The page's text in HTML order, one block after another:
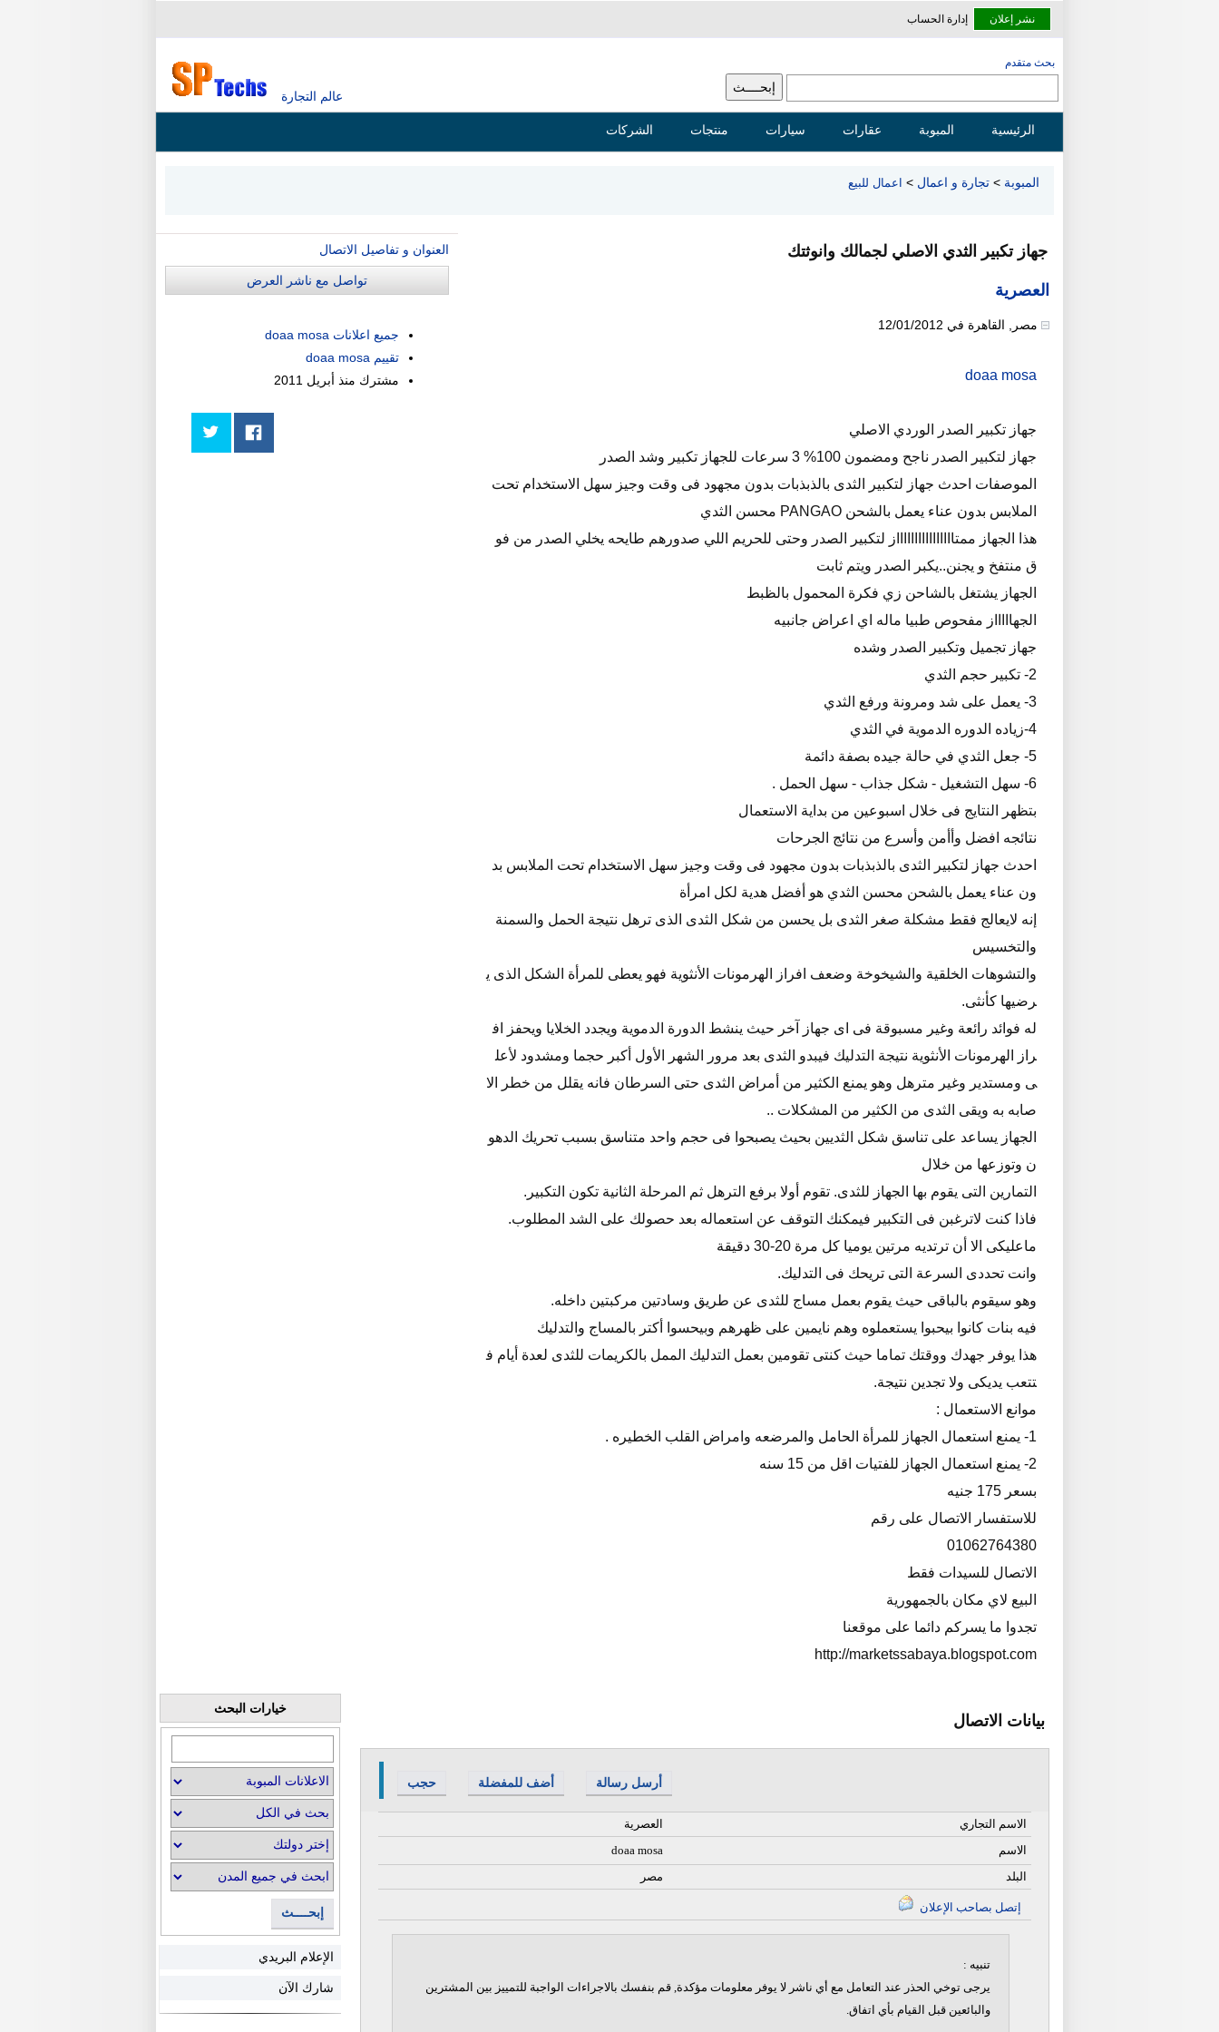
نشر إعلان إدارة الحساب
عالم التجارة
بحث متقدم
الرئيسية المبوبة عقارات سيارات منتجات الشركات
المبوبة > تجارة و اعمال > اعمال للبيع
جهاز تكبير الثدي الاصلي لجمالك وانوثتك
العصرية
مصر القاهرة في 12/01/2012
doaa mosa
جهاز تكبير الصدر الوردي الاصلي
جهاز لتكبير الصدر ناجح ومضمون 100% 3 سرعات للجهاز تكبير وشد الصدر
الموصفات احدث جهاز لتكبير الثدى بالذبذبات بدون مجهود فى وقت وجيز سهل الاستخدام تحت
الملابس بدون عناء يعمل بالشحن PANGAO محسن الثدي
هذا الجهاز ممتااااااااااااااااز لتكبير الصدر وحتى للحريم اللي صدورهم طايحه يخلي الصدر من فو
ق منتفخ و يجنن..يكبر الصدر ويتم ثابت
الجهاز يشتغل بالشاحن زي فكرة المحمول بالظبط
الجهاااااز مفحوص طبيا ماله اي اعراض جانبيه
جهاز تجميل وتكبير الصدر وشده
2- تكبير حجم الثدي
3- يعمل على شد ومرونة ورفع الثدي
4-زياده الدوره الدموية في الثدي
5- جعل الثدي في حالة جيده بصفة دائمة
6- سهل التشغيل - شكل جذاب - سهل الحمل .
بتظهر النتايج فى خلال اسبوعين من بداية الاستعمال
نتائجه افضل وأأمن وأسرع من نتائج الجرحات
احدث جهاز لتكبير الثدى بالذبذبات بدون مجهود فى وقت وجيز سهل الاستخدام تحت الملابس بد
ون عناء يعمل بالشحن محسن الثدي هو أفضل هدية لكل امرأة
إنه لايعالج فقط مشكلة صغر الثدى بل يحسن من شكل الثدى الذى ترهل نتيجة الحمل والسمنة
والتخسيس
والتشوهات الخلقية والشيخوخة وضعف افراز الهرمونات الأنثوية فهو يعطى للمرأة الشكل الذى ي
رضيها كأنثى.
له فوائد رائعة وغير مسبوقة فى اى جهاز آخر حيث ينشط الدورة الدموية ويجدد الخلايا ويحفز اف
راز الهرمونات الأنثوية نتيجة التدليك فيبدو الثدى بعد مرور الشهر الأول أكبر حجما ومشدود لأعل
ى ومستدير وغير مترهل وهو يمنع الكثير من أمراض الثدى حتى السرطان فانه يقلل من خطر الا
صابه به ويقى الثدى من الكثير من المشكلات ..
الجهاز يساعد على تناسق شكل الثديين بحيث يصبحوا فى حجم واحد متناسق بسبب تحريك الدهو
ن وتوزعها من خلال
التمارين التى يقوم بها الجهاز للثدى. تقوم أولا برفع الترهل ثم المرحلة الثانية تكون التكبير.
فاذا كنت لاترغبن فى التكبير فيمكنك التوقف عن استعماله بعد حصولك على الشد المطلوب.
ماعليكى الا أن ترتديه مرتين يوميا كل مرة 20-30 دقيقة
وانت تحددى السرعة التى تريحك فى التدليك.
وهو سيقوم بالباقى حيث يقوم بعمل مساج للثدى عن طريق وسادتين مركبتين داخله.
فيه بنات كانوا بيحبوا يستعملوه وهم نايمين على ظهرهم وبيحسوا أكتر بالمساج والتدليك
هذا يوفر جهدك ووقتك تماما حيث كنتى تقومين بعمل التدليك الممل بالكريمات للثدى لعدة أيام ف
تتعب يديكى ولا تجدين نتيجة.
موانع الاستعمال :
1- يمنع استعمال الجهاز للمرأة الحامل والمرضعه وامراض القلب الخطيره .
2- يمنع استعمال الجهاز للفتيات اقل من 15 سنه
بسعر 175 جنيه
للاستفسار الاتصال على رقم
01062764380
الاتصال للسيدات فقط
البيع لاي مكان بالجمهورية
تجدوا ما يسركم دائما على موقعنا
http://marketssabaya.blogspot.com
العنوان و تفاصيل الاتصال
تواصل مع ناشر العرض
جميع اعلانات doaa mosa
تقييم doaa mosa
مشترك منذ أبريل 2011
بيانات الاتصال
حجب أضف للمفضلة أرسل رسالة
العصرية
الاسم التجاري
doaa mosa
الاسم
مصر
البلد
تنبيه :
يرجى توخي الحذر عند التعامل مع أي ناشر لا يوفر معلومات مؤكدة, قم بنفسك بالاجراءات الواجبة للتمييز بين المشترين
والبائعين قبل القيام بأي اتفاق.
خيارات البحث
إبحــــث
الإعلام البريدي
شارك الآن